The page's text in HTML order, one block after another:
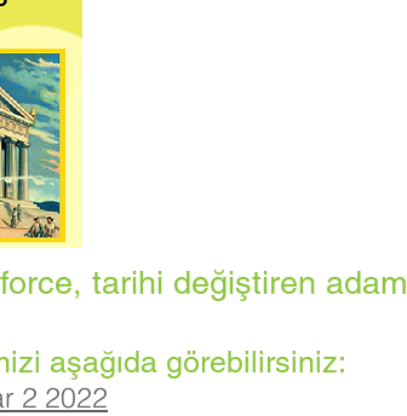
tarihi değiştiren adam
aşağıda görebilirsiniz:
2 2022